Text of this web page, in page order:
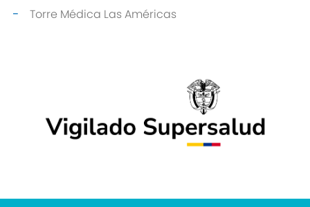
Torre Médica Las Américas